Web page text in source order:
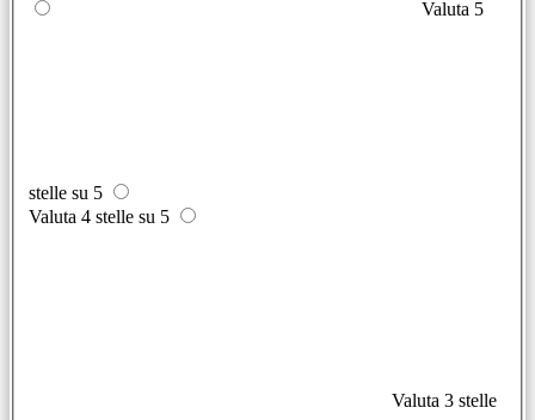
Valuta 5
stelle su 5
Valuta 4 stelle su 5
Valuta 3 stelle